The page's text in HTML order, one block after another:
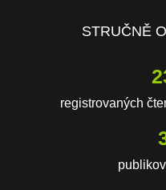
STRUČNĚ
registrovaných